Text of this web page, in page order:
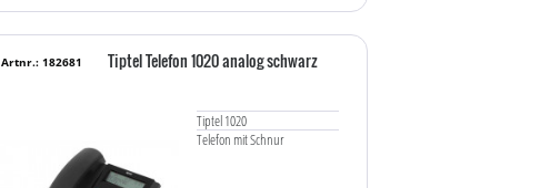
Tiptel Telefon 1020 analog schwarz
Tiptel 1020
Telefon mit Schnur
Artnr.: 182681